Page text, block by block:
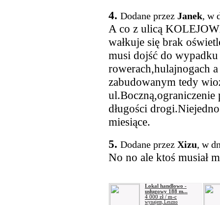
4. Dodane przez Janek, w
A co z ulicą
wałkuje się brak
musi dojść do wypadku
rowerach,hulajnogach
zabudowanym tedy
ul.Boczną,ograniczenie
długości
miesiące.
5. Dodane przez Xizu, w
No no ale ktoś musiał
Lokal handlowo -
usługowy 188 m...
4 000 zł / m-c
wynajem, Leszno